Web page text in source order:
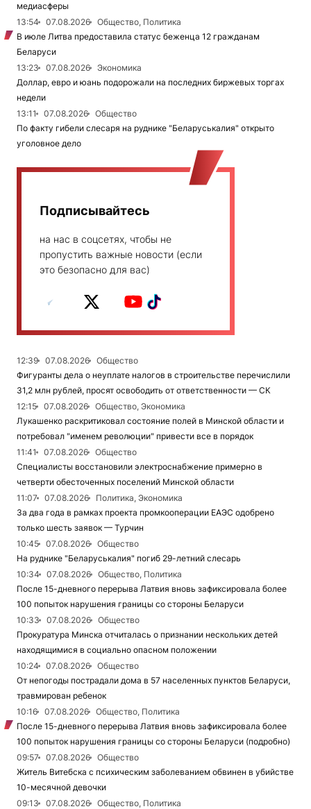
медиасферы
13:54
07.08.2026
Общество, Политика
В июле Литва предоставила статус беженца 12 гражданам
Беларуси
13:23
07.08.2026
Экономика
Доллар, евро и юань подорожали на последних биржевых торгах
недели
13:11
07.08.2026
Общество
По факту гибели слесаря на руднике "Беларуськалия" открыто
уголовное дело
Подписывайтесь
на нас в соцсетях, чтобы не
пропустить важные новости (если
это безопасно для вас)
12:39 07.08.2026
Общество
Фигуранты дела о неуплате налогов в строительстве перечислили
31,2 млн рублей, просят освободить от ответственности — СК
12:15
07.08.2026
Общество, Экономика
Лукашенко раскритиковал состояние полей в Минской области и
потребовал "именем революции" привести все в порядок
11:41
07.08.2026
Общество
Специалисты восстановили электроснабжение примерно в
четверти обесточенных поселений Минской области
11:07
07.08.2026
Политика, Экономика
За два года в рамках проекта промкооперации ЕАЭС одобрено
только шесть заявок — Турчин
10:45
07.08.2026
Общество
На руднике "Беларуськалия" погиб 29-летний слесарь
10:34
07.08.2026
Общество, Политика
После 15-дневного перерыва Латвия вновь зафиксировала более
100 попыток нарушения границы со стороны Беларуси
10:33
07.08.2026
Общество
Прокуратура Минска отчиталась о признании нескольких детей
находящимися в социально опасном положении
10:24
07.08.2026
Общество
От непогоды пострадали дома в 57 населенных пунктов Беларуси,
травмирован ребенок
10:16
07.08.2026
Общество, Политика
После 15-дневного перерыва Латвия вновь зафиксировала более
100 попыток нарушения границы со стороны Беларуси (подробно)
09:57
07.08.2026
Общество
Житель Витебска с психическим заболеванием обвинен в убийстве
10-месячной девочки
09:13
07.08.2026
Общество, Политика